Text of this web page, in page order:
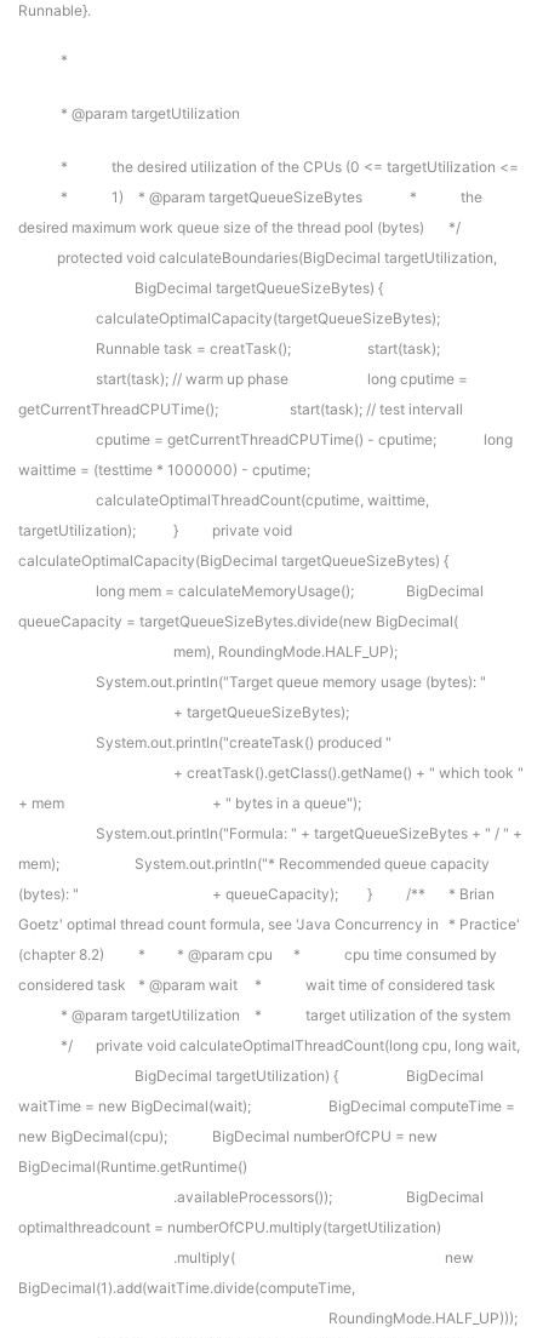
Runnable}.
*
* @param targetUtilization
* the desired utilization of the CPUs (0 <= targetUtilization <=
* 1)
* @param targetQueueSizeBytes
* the
desired maximum work queue size of the thread pool (bytes)
*/
protected void calculateBoundaries(BigDecimal targetUtilization,
BigDecimal targetQueueSizeBytes) {
calculateOptimalCapacity(targetQueueSizeBytes);
Runnable task = creatTask();
start(task);
start(task); // warm up phase
long cputime =
getCurrentThreadCPUTime();
start(task); // test intervall
cputime = getCurrentThreadCPUTime() - cputime;
long
waittime = (testtime * 1000000) - cputime;
calculateOptimalThreadCount(cputime, waittime,
targetUtilization);
}
private void
calculateOptimalCapacity(BigDecimal targetQueueSizeBytes) {
long mem = calculateMemoryUsage();
BigDecimal
queueCapacity = targetQueueSizeBytes.divide(new BigDecimal(
mem), RoundingMode.HALF_UP);
System.out.println("Target queue memory usage (bytes): "
+ targetQueueSizeBytes);
System.out.println("createTask() produced "
+ creatTask().getClass().getName() + " which took "
+ mem
+ " bytes in a queue");
System.out.println("Formula: " + targetQueueSizeBytes + " / " +
mem);
System.out.println("* Recommended queue capacity
(bytes): "
+ queueCapacity); } /**
* Brian
Goetz' optimal thread count formula, see 'Java Concurrency in
* Practice'
(chapter 8.2)
* * @param cpu
* cpu time consumed by
considered task
* @param wait
* wait time of considered task
* @param targetUtilization
* target utilization of the system
*/
private void calculateOptimalThreadCount(long cpu, long wait,
BigDecimal targetUtilization) {
BigDecimal
waitTime = new BigDecimal(wait);
BigDecimal computeTime =
new BigDecimal(cpu);
BigDecimal numberOfCPU = new
BigDecimal(Runtime.getRuntime()
.availableProcessors());
BigDecimal
optimalthreadcount = numberOfCPU.multiply(targetUtilization)
.multiply(
new
BigDecimal(1).add(waitTime.divide(computeTime,
RoundingMode.HALF_UP)));